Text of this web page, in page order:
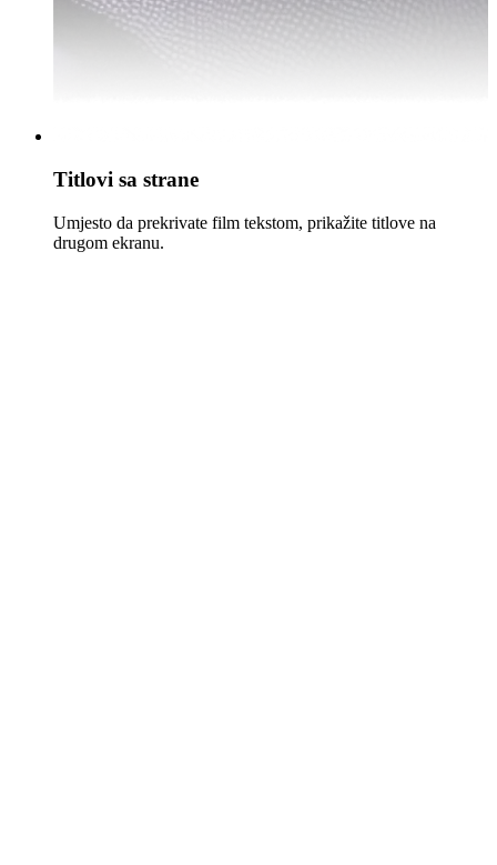
Titlovi sa strane
Umjesto da prekrivate film tekstom, prikažite titlove na
drugom ekranu.